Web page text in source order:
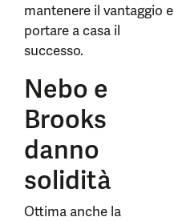
mantenere il vantaggio e
portare a casa il
successo.
Nebo e
Brooks
danno
solidità
Ottima anche la